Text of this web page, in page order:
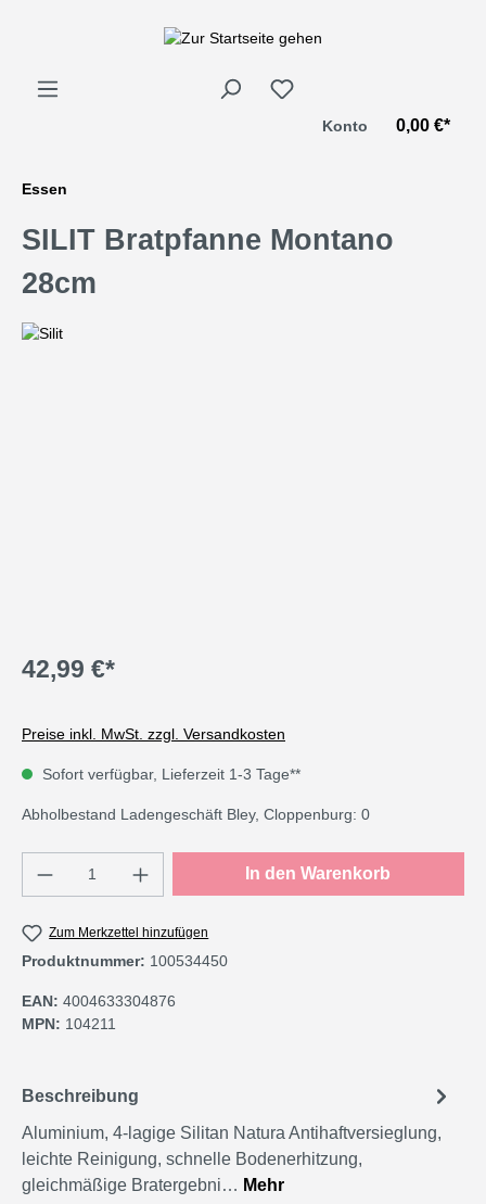
Konto 0,00 €*
Essen
SILIT Bratpfanne Montano
28cm
42,99 €*
Preise inkl. MwSt. zzgl. Versandkosten
Sofort verfügbar, Lieferzeit 1-3 Tage**
Abholbestand Ladengeschäft Bley, Cloppenburg: 0
Produkt Anzahl: Gib den gewünschten
In den Warenkorb
Zum Merkzettel hinzufügen
Produktnummer: 100534450
EAN: 4004633304876
MPN: 104211
Beschreibung
Aluminium, 4-lagige Silitan Natura Antihaftversieglung,
leichte Reinigung, schnelle Bodenerhitzung,
gleichmäßige Bratergebni… Mehr